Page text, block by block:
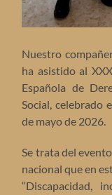
Nuestro
ha asistido al
Española de
Social, celebrado
de mayo de 2026.
Se trata del
nacional que en
“Discapacidad,